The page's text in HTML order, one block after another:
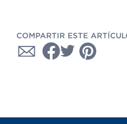
COMPARTIR ESTE